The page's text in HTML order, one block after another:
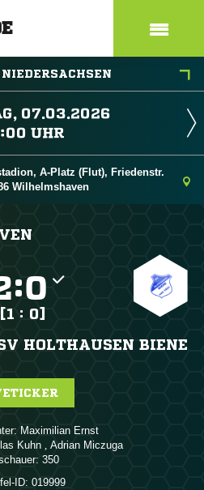


A-Platz (Flut), Friedenstr.
Wilhelmshaven
:
[1 : 0]
HOLTHAUSEN BIENE
 
 ,  
350
ID: 019999